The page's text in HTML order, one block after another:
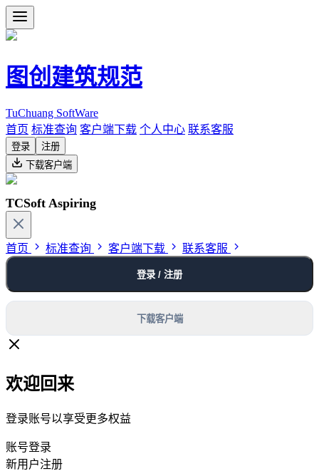
图创建筑规范
TuChuang SoftWare
首页 标准查询 客户端下载 个人中心 联系客服
登录
注册
下载客户端
TCSoft Aspiring
首页 标准查询 客户端下载 联系客服
登录 / 注册
下载客户端
欢迎回来
登录账号以享受更多权益
账号登录
新用户注册